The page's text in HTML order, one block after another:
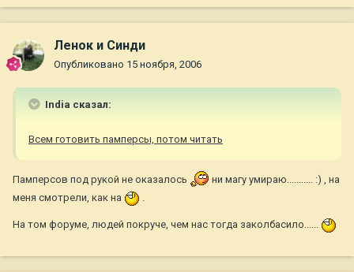
Ленок и Синди
Опубликовано 15 ноября, 2006
India сказал:
Всем готовить памперсы, потом читать
Памперсов под рукой не оказалось
ни магу умираю........... :) , на
меня смотрели, как на
.
На том форуме, людей покруче, чем нас тогда заколбасило......